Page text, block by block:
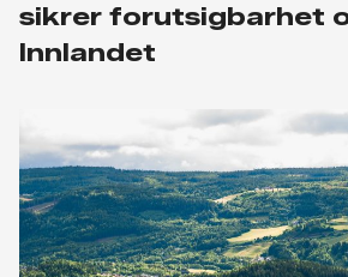
sikrer forutsigbarhet
Innlandet